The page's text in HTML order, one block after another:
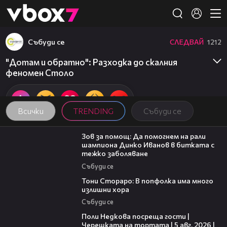
👾
Всички TRENDING Събуди се
Събуди се СЛЕДВАЙ 1212
"Дотам и обратно": Разходка до скалния
феномен Столо
03:29
Зов за помощ: Да помогнем на рали
шампиона Динко Иванов в битката с
тежко заболяване
Събуди се
Тони Стораро: В попфолка има много
излишни хора
Събуди се
Поли Недкова посреща гости |
Черешката на тортата | 5 авг. 2026 |